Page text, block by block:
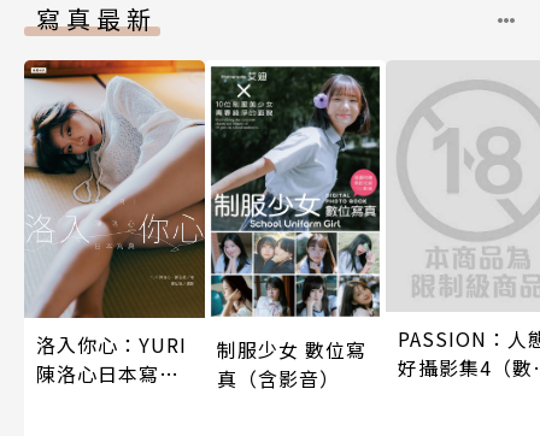
寫真最新
洛入你心：YURI
陳洛心日本寫真
制服少女 數位寫
真（含影音）
PASSION：人
好攝影集4（數